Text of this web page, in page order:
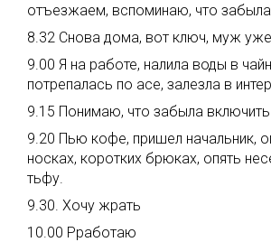
отъезжаем, вспоминаю, что
8.32 Снова дома, вот ключ, муж уже
9.00 Я на работе, налила воды в
потрепалась по асе, залезла в
9.15 Понимаю, что забыла включить
9.20 Пью кофе, пришел начальник,
носках, коротких брюках, опять
тьфу.
9.30. Хочу жрать
10.00 Рработаю